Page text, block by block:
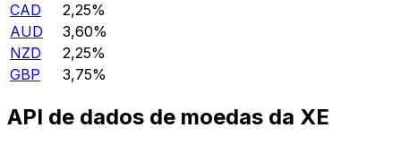
CAD
2,25%
AUD
3,60%
NZD
2,25%
GBP
3,75%
API de dados de moedas da XE